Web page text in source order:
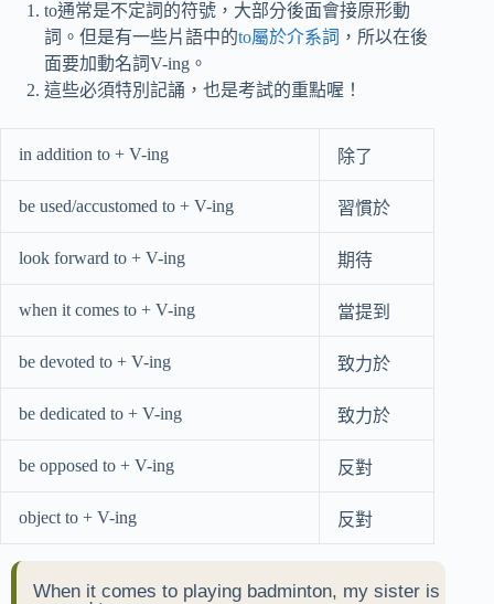
to通常是不定詞的符號，大部分後面會接原形動
詞。但是有一些片語中的to屬於介系詞 ，所以在後
面要加動名詞V-ing。
這些必須特別記誦，也是考試的重點喔！
in addition to + V-ing 除了
be used/accustomed to + V-ing 習慣於
look forward to + V-ing 期待
when it comes to + V-ing 當提到
be devoted to + V-ing 致力於
be dedicated to + V-ing 致力於
be opposed to + V-ing 反對
object to + V-ing 反對
When it comes to playing badminton, my sister is